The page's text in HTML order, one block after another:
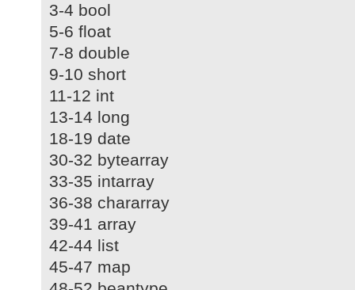
3-4 bool
5-6 float
7-8 double
9-10 short
11-12 int
13-14 long
18-19 date
30-32 bytearray
33-35 intarray
36-38 chararray
39-41 array
42-44 list
45-47 map